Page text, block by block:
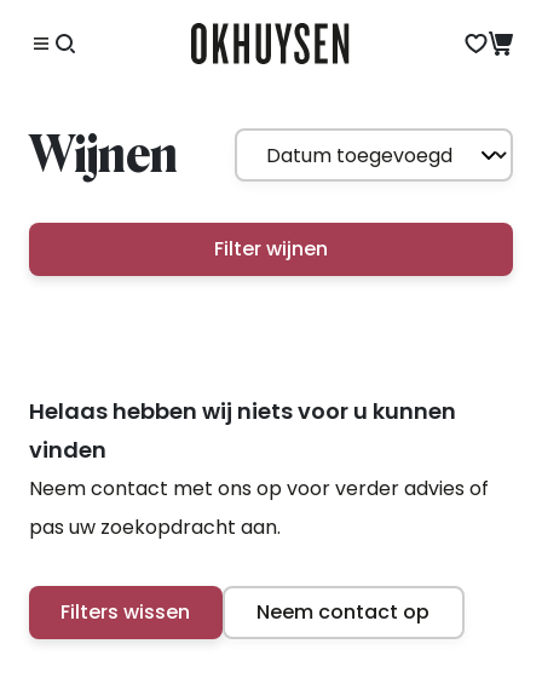
Wijnen
Filter wijnen
Helaas hebben wij niets voor u kunnen
vinden
Neem contact met ons op voor verder advies of
pas uw zoekopdracht aan.
Filters wissen Neem contact op